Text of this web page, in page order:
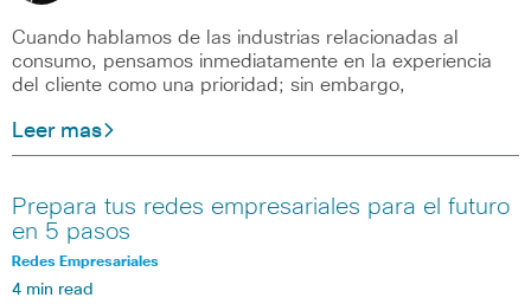
Cuando hablamos de las industrias relacionadas al
consumo, pensamos inmediatamente en la experiencia
del cliente como una prioridad; sin embargo,
Leer mas
Prepara tus redes empresariales para el futuro
en 5 pasos
Redes Empresariales
4 min read